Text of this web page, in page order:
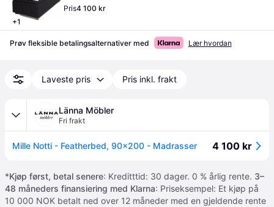
+1
Pris4 100 kr
Prøv fleksible betalingsalternativer med Lær hvordan
Laveste pris Pris inkl. frakt
Länna Möbler
Fri frakt
Mille Notti - Featherbed, 90x200 - Madrasser 4 100 kr
*Kjøp først, betal senere: Kreditttid: 30 dager. 0 % årlig rente. 3–
48 måneders finansiering med Klarna: Priseksempel: Et kjøp på
10 000 NOK betalt ned over 12 måneder med en gjeldende rente